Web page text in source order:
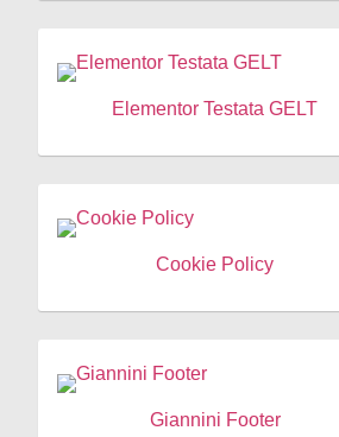
Elementor Testata GELT
Cookie Policy
Giannini Footer